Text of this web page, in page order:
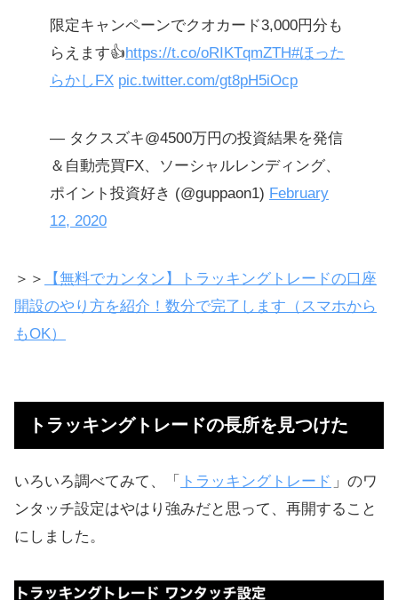
限定キャンペーンでクオカード3,000円分も
らえます👍https://t.co/oRIKTqmZTH#ほった
らかしFX pic.twitter.com/gt8pH5iOcp
— タクスズキ@4500万円の投資結果を発信
＆自動売買FX、ソーシャルレンディング、
ポイント投資好き (@guppaon1) February
12, 2020
＞＞
【無料でカンタン】トラッキングトレードの口座
開設のやり方を紹介！数分で完了します（スマホから
もOK）
トラッキングトレードの長所を見つけた
いろいろ調べてみて、「 トラッキングトレード 」のワ
ンタッチ設定はやはり強みだと思って、再開すること
にしました。